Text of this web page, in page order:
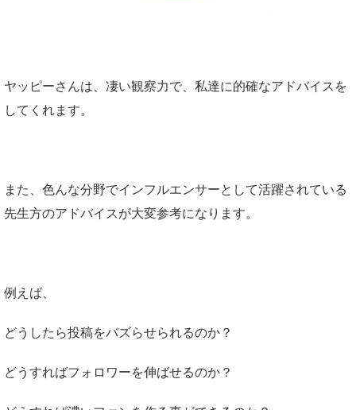
ヤッピーさんは、凄い観察力で、私達に的確なアドバイスを
してくれます。
また、色んな分野でインフルエンサーとして活躍されている
先生方のアドバイスが大変参考になります。
例えば、
どうしたら投稿をバズらせられるのか？
どうすればフォロワーを伸ばせるのか？